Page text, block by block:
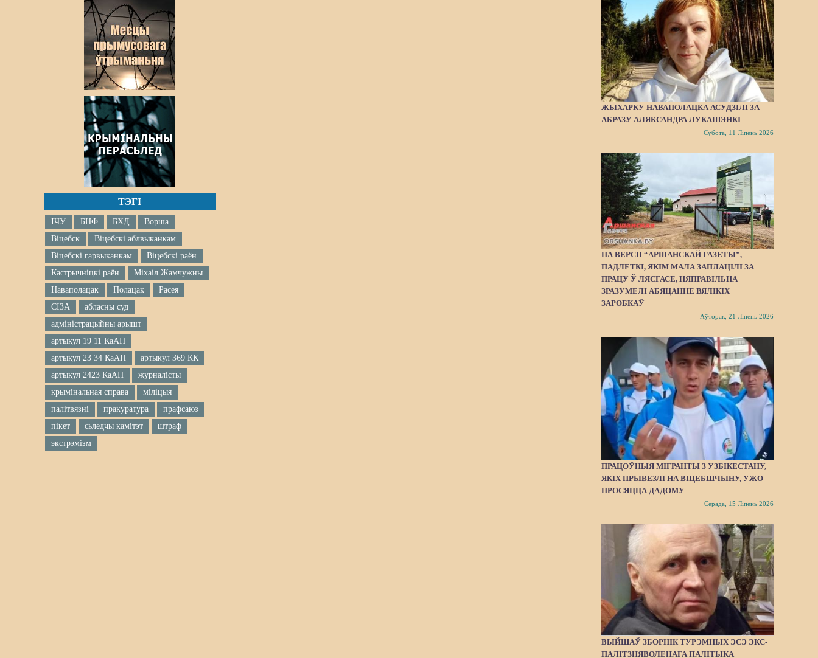
ТЭГІ
ІЧУ БНФ БХД
Ворша
Віцебск
Віцебскі аблвыканкам
Віцебскі гарвыканкам
Віцебскі раён
Кастрычніцкі раён
Міхаіл Жамчужны
Наваполацак
Полацак
Расея
СІЗА
абласны суд
адміністрацыйны арышт
артыкул 19 11 КаАП
артыкул 23 34 КаАП
артыкул 369 КК
артыкул 2423 КаАП
журналісты
крымінальная справа
міліцыя
палітвязні
пракуратура
прафсаюз
пікет
сьледчы камітэт
штраф
экстрэмізм
ЖЫХАРКУ НАВАПОЛАЦКА АСУДЗІЛІ ЗА
АБРАЗУ АЛЯКСАНДРА ЛУКАШЭНКІ
Субота, 11 Ліпень 2026
ПА ВЕРСІІ “АРШАНСКАЙ ГАЗЕТЫ”,
ПАДЛЕТКІ, ЯКІМ МАЛА ЗАПЛАЦІЛІ ЗА
ПРАЦУ Ў ЛЯСГАСЕ, НЯПРАВІЛЬНА
ЗРАЗУМЕЛІ АБЯЦАННЕ ВЯЛІКІХ
ЗАРОБКАЎ
Аўторак, 21 Ліпень 2026
ПРАЦОЎНЫЯ МІГРАНТЫ З УЗБІКЕСТАНУ,
ЯКІХ ПРЫВЕЗЛІ НА ВІЦЕБШЧЫНУ, УЖО
ПРОСЯЦЦА ДАДОМУ
Серада, 15 Ліпень 2026
ВЫЙШАЎ ЗБОРНІК ТУРЭМНЫХ ЭСЭ ЭКС-
ПАЛІТЗНЯВОЛЕНАГА ПАЛІТЫКА